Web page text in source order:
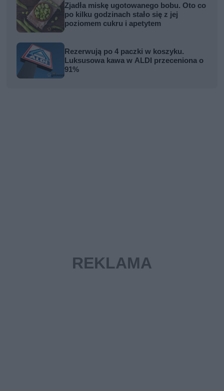
Zjadła miskę ugotowanego bobu. Oto co
po kilku godzinach stało się z jej
poziomem cukru i apetytem
Rezerwują po 4 paczki w koszyku.
Luksusowa kawa w ALDI przeceniona o
91%